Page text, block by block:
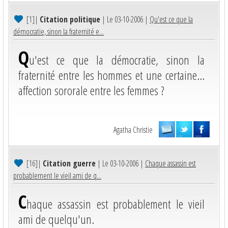
[1]| Citation politique | Le 03-10-2006 | Qu'est ce que la
démocratie, sinon la fraternité e...
Qu'est ce que la démocratie, sinon la
fraternité entre les hommes et une certaine...
affection sororale entre les femmes ?
Agatha Christie
[16]| Citation guerre | Le 03-10-2006 | Chaque assassin est
probablement le vieil ami de q...
Chaque assassin est probablement le vieil
ami de quelqu'un.